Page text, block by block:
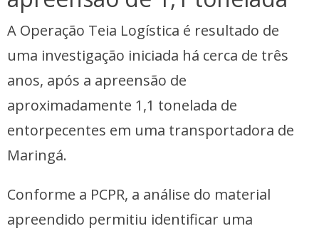
A Operação Teia Logística é resultado de
uma investigação iniciada há cerca de três
anos, após a apreensão de
aproximadamente 1,1 tonelada de
entorpecentes em uma transportadora de
Maringá.
Conforme a PCPR, a análise do material
apreendido permitiu identificar uma